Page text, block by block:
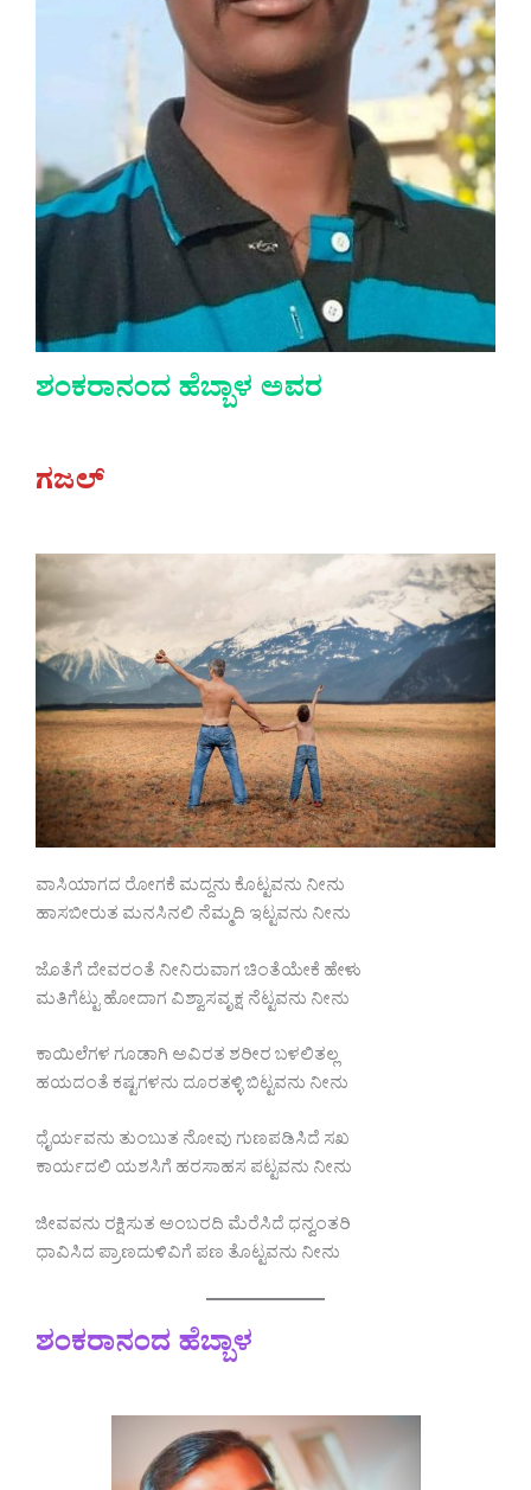
ಶಂಕರಾನಂದ ಹೆಬ್ಬಾಳ ಅವರ
ಗಜಲ್
ವಾಸಿಯಾಗದ ರೋಗಕೆ ಮದ್ದನು ಕೊಟ್ಟವನು ನೀನು
ಹಾಸಬೀರುತ ಮನಸಿನಲಿ ನೆಮ್ಮದಿ ಇಟ್ಟವನು ನೀನು
ಜೊತೆಗೆ ದೇವರಂತೆ ನೀನಿರುವಾಗ ಚಿಂತೆಯೇಕೆ ಹೇಳು
ಮತಿಗೆಟ್ಟು ಹೋದಾಗ ವಿಶ್ವಾಸವೃಕ್ಷ ನೆಟ್ಟವನು ನೀನು
ಕಾಯಿಲೆಗಳ ಗೂಡಾಗಿ ಅವಿರತ ಶರೀರ ಬಳಲಿತಲ್ಲ
ಹಯದಂತೆ ಕಷ್ಟಗಳನು ದೂರತಳ್ಳಿ ಬಿಟ್ಟವನು ನೀನು
ಧೈರ್ಯವನು ತುಂಬುತ ನೋವು ಗುಣಪಡಿಸಿದೆ ಸಖ
ಕಾರ್ಯದಲಿ ಯಶಸಿಗೆ ಹರಸಾಹಸ ಪಟ್ಟವನು ನೀನು
ಜೀವವನು ರಕ್ಷಿಸುತ ಅಂಬರದಿ ಮೆರೆಸಿದೆ ಧನ್ವಂತರಿ
ಧಾವಿಸಿದ ಪ್ರಾಣದುಳಿವಿಗೆ ಪಣ ತೊಟ್ಟವನು ನೀನು
ಶಂಕರಾನಂದ ಹೆಬ್ಬಾಳ